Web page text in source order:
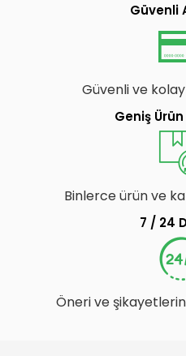
Güvenli
Güvenli ve
Geniş
Binlerce ürün ve
7 / 24
Öneri ve